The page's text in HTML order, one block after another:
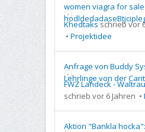
women viagra for sale
Khedtaksschrieb vor
• Projektidee
Anfrage von Buddy
Lehrlinge von der
FWZ Landeck -
schrieb vor 6 Jahren •
Aktion "Bankla